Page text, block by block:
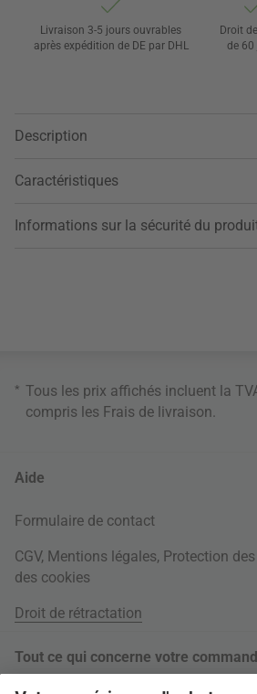
Livraison 3-5 jours ouvrables
après expédition de DE par DHL
Droit
de
Description
Caractéristiques
Informations sur la sécurité du
* Tous les prix affichés incluent la
compris les Frais de livraison
Aide
Formulaire de contact
CGV, Mentions légales, Protection
des cookies
Droit de rétractation
Tout ce qui concerne votre